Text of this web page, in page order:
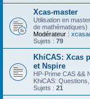
Xcas-master
Utilisation en
de mathématiques)
Modérateur :
Sujets : 79
KhiCAS: Xcas
et Nspire
HP-Prime CAS &&
KhiCAS:
Sujets : 21